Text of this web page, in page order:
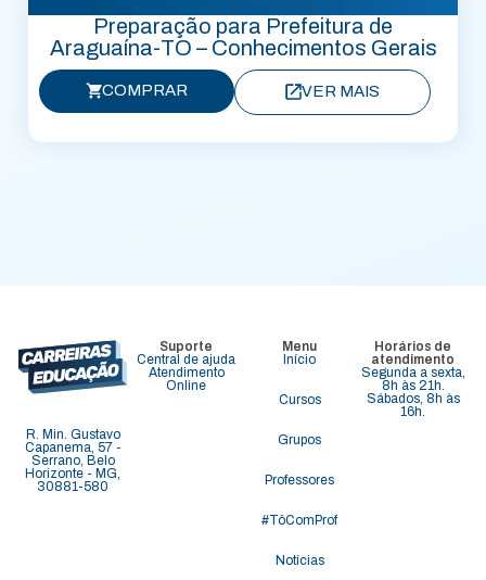
Preparação para Prefeitura de
Araguaína-TO – Conhecimentos Gerais
COMPRAR VER MAIS
R. Min. Gustavo
Capanema, 57 -
Serrano, Belo
Horizonte - MG,
30881-580
Suporte
Central de ajuda
Atendimento
Online
Menu
Início
Cursos
Grupos
Professores
#TôComProf
Notícias
Horários de
atendimento
Segunda a sexta,
8h às 21h.
Sábados, 8h às
16h.